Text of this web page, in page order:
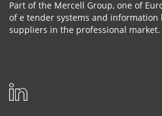
Part of the Mercell Group, one of
of e tender systems and information
suppliers in the professional market.